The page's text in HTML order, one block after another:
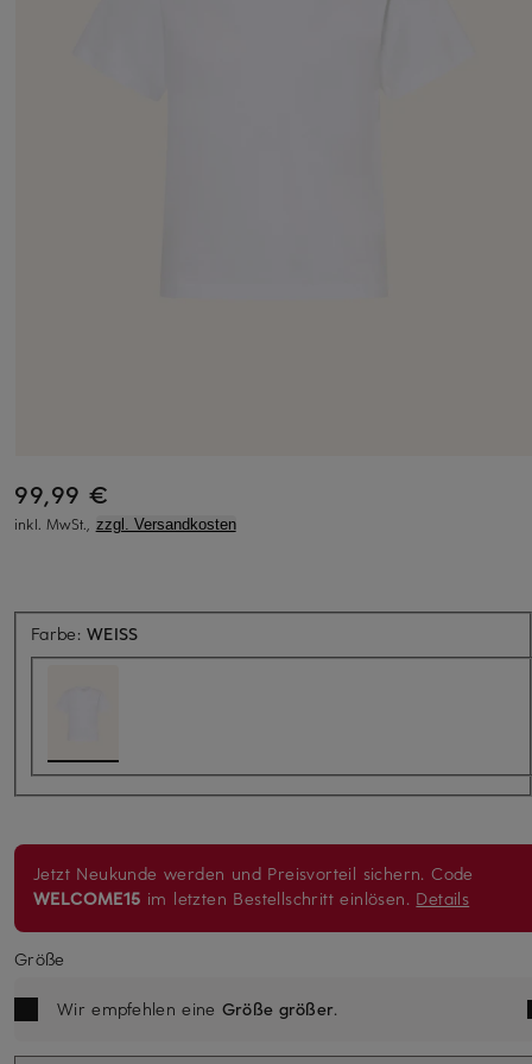
99,99 €
inkl. MwSt., zzgl. Versandkosten
Farbe:WEISS
Jetzt Neukunde werden und Preisvorteil sichern. Code
WELCOME15 im letzten Bestellschritt einlösen. Details
Größe
Wir empfehlen eine Größe größer.